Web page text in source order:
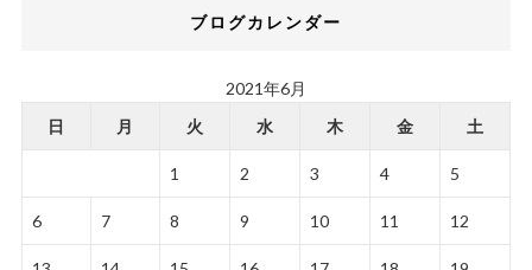
ブログカレンダー
2021年6月
日
月 火 水 木 金 土
1 2 3 4 5
6 7 8 9 10 11 12